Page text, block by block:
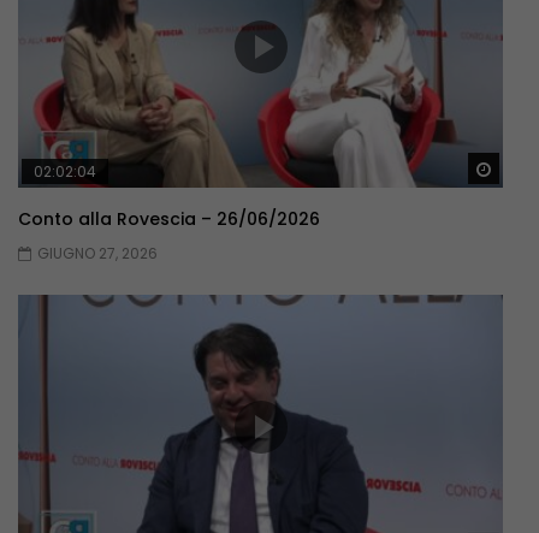
02:02:04
Conto alla Rovescia – 26/06/2026
GIUGNO 27, 2026